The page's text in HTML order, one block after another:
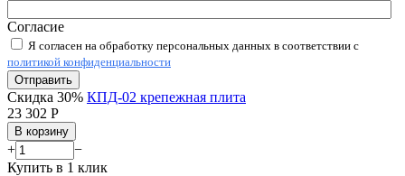
Согласие
Я согласен на обработку персональных данных в соответствии с
политикой конфиденциальности
Отправить
Скидка 30% КПД-02 крепежная плита
23 302 Р
В корзину
+
−
Купить в 1 клик